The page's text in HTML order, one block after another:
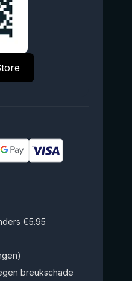
€5.95
breukschade